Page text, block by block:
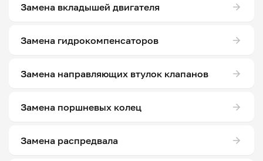
Замена вкладышей двигателя
Замена гидрокомпенсаторов
Замена направляющих втулок клапанов
Замена поршневых колец
Замена распредвала